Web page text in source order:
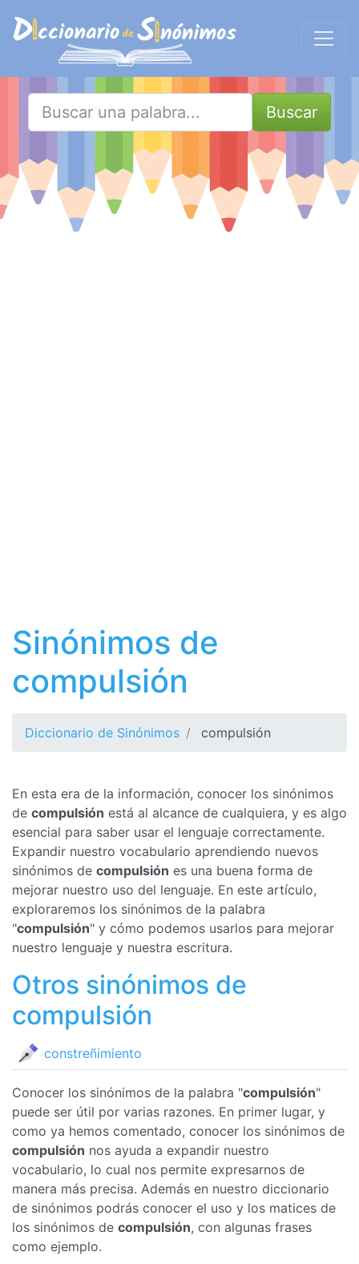
Buscar
Sinónimos de
compulsión
Diccionario de Sinónimos compulsión
En esta era de la información, conocer los sinónimos
de compulsión está al alcance de cualquiera, y es algo
esencial para saber usar el lenguaje correctamente.
Expandir nuestro vocabulario aprendiendo nuevos
sinónimos de compulsión es una buena forma de
mejorar nuestro uso del lenguaje. En este artículo,
exploraremos los sinónimos de la palabra
"compulsión" y cómo podemos usarlos para mejorar
nuestro lenguaje y nuestra escritura.
Otros sinónimos de
compulsión
constreñimiento
Conocer los sinónimos de la palabra "compulsión"
puede ser útil por varias razones. En primer lugar, y
como ya hemos comentado, conocer los sinónimos de
compulsión nos ayuda a expandir nuestro
vocabulario, lo cual nos permite expresarnos de
manera más precisa. Además en nuestro diccionario
de sinónimos podrás conocer el uso y los matices de
los sinónimos de compulsión, con algunas frases
como ejemplo.